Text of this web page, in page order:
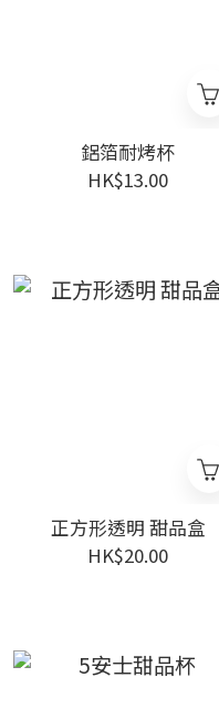
鋁箔耐烤杯
HK$13.00
正方形透明 甜品盒
HK$20.00